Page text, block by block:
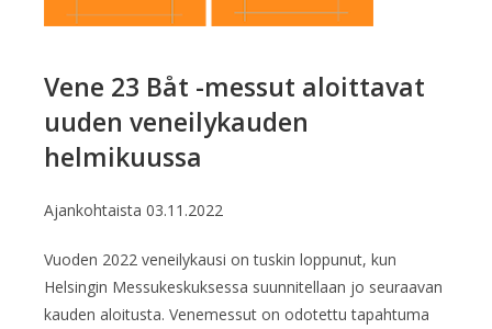
Vene 23 Båt -messut aloittavat
uuden veneilykauden
helmikuussa
Ajankohtaista 03.11.2022
Vuoden 2022 veneilykausi on tuskin loppunut, kun
Helsingin Messukeskuksessa suunnitellaan jo seuraavan
kauden aloitusta. Venemessut on odotettu tapahtuma